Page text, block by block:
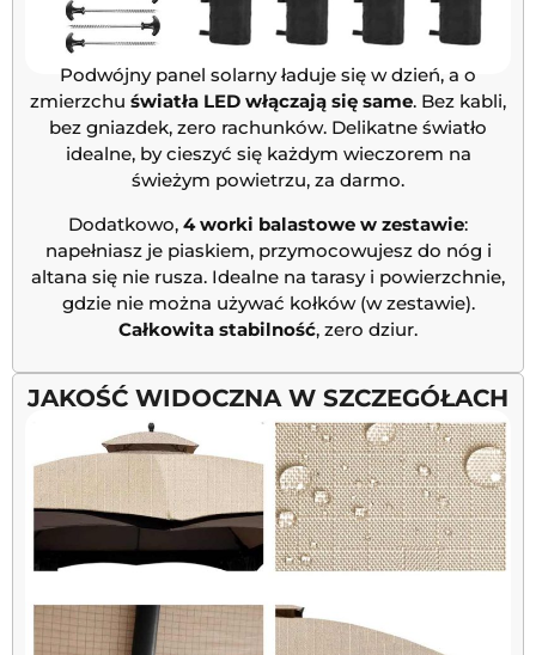
Podwójny panel solarny ładuje się w dzień, a o
zmierzchu światła LED włączają się same. Bez kabli,
bez gniazdek, zero rachunków. Delikatne światło
idealne, by cieszyć się każdym wieczorem na
świeżym powietrzu, za darmo.
Dodatkowo, 4 worki balastowe w zestawie:
napełniasz je piaskiem, przymocowujesz do nóg i
altana się nie rusza. Idealne na tarasy i powierzchnie,
gdzie nie można używać kołków (w zestawie).
Całkowita stabilność, zero dziur.
JAKOŚĆ WIDOCZNA W SZCZEGÓŁACH